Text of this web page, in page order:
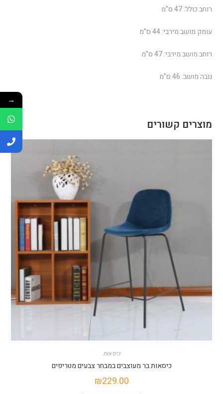
רוחב כולל: 47 ס”מ
עומק מושב מירבי: 44 ס”מ
רוחב מושב מירבי: 47 ס”מ
גובה מושב: 46 ס”מ
מוצרים קשורים
כיסאות
כיסאות בר מעוצבים במבחר צבעים מטריפים
₪229.00
→